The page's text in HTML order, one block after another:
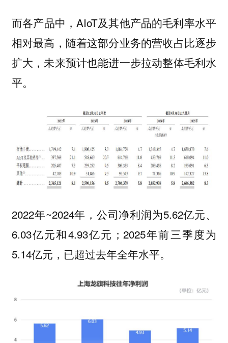
而各产品中，AIoT及其他产品的毛利率水平
相对最高，随着这部分业务的营收占比逐步
扩大，未来预计也能进一步拉动整体毛利水
平。
2022年~2024年，公司净利润为5.62亿元、
6.03亿元和4.93亿元；2025年前三季度为
5.14亿元，已超过去年全年水平。